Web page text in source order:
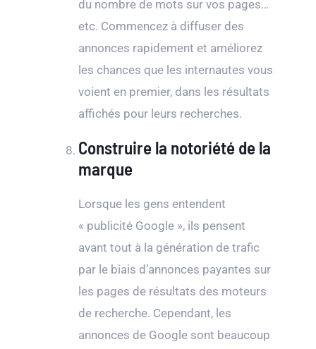
du nombre de mots sur vos pages…
etc. Commencez à diffuser des
annonces rapidement et améliorez
les chances que les internautes vous
voient en premier, dans les résultats
affichés pour leurs recherches.
Construire la notoriété de la
marque
Lorsque les gens entendent
« publicité Google », ils pensent
avant tout à la génération de trafic
par le biais d’annonces payantes sur
les pages de résultats des moteurs
de recherche. Cependant, les
annonces de Google sont beaucoup